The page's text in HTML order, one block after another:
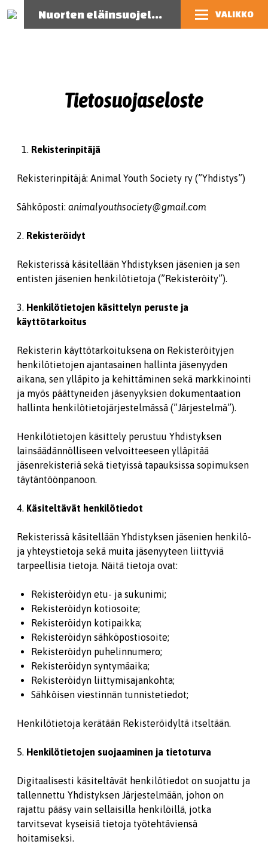
Nuorten eläinsuojelutoiminnan opas VALIKKO
Tietosuojaseloste
Rekisterinpitäjä
Rekisterinpitäjä: Animal Youth Society ry (”Yhdistys”)
Sähköposti: animalyouthsociety@gmail.com
2. Rekisteröidyt
Rekisterissä käsitellään Yhdistyksen jäsenien ja sen
entisten jäsenien henkilötietoja (”Rekisteröity”).
3. Henkilötietojen käsittelyn peruste ja
käyttötarkoitus
Rekisterin käyttötarkoituksena on Rekisteröityjen
henkilötietojen ajantasainen hallinta jäsenyyden
aikana, sen ylläpito ja kehittäminen sekä markkinointi
ja myös päättyneiden jäsenyyksien dokumentaation
hallinta henkilötietojärjestelmässä (”Järjestelmä”).
Henkilötietojen käsittely perustuu Yhdistyksen
lainsäädännölliseen velvoitteeseen ylläpitää
jäsenrekisteriä sekä tietyissä tapauksissa sopimuksen
täytäntöönpanoon.
4. Käsiteltävät henkilötiedot
Rekisterissä käsitellään Yhdistyksen jäsenien henkilö-
ja yhteystietoja sekä muita jäsenyyteen liittyviä
tarpeellisia tietoja. Näitä tietoja ovat:
Rekisteröidyn etu- ja sukunimi;
Rekisteröidyn kotiosoite;
Rekisteröidyn kotipaikka;
Rekisteröidyn sähköpostiosoite;
Rekisteröidyn puhelinnumero;
Rekisteröidyn syntymäaika;
Rekisteröidyn liittymisajankohta;
Sähköisen viestinnän tunnistetiedot;
Henkilötietoja kerätään Rekisteröidyltä itseltään.
5. Henkilötietojen suojaaminen ja tietoturva
Digitaalisesti käsiteltävät henkilötiedot on suojattu ja
tallennettu Yhdistyksen Järjestelmään, johon on
rajattu pääsy vain sellaisilla henkilöillä, jotka
tarvitsevat kyseisiä tietoja työtehtäviensä
hoitamiseksi.